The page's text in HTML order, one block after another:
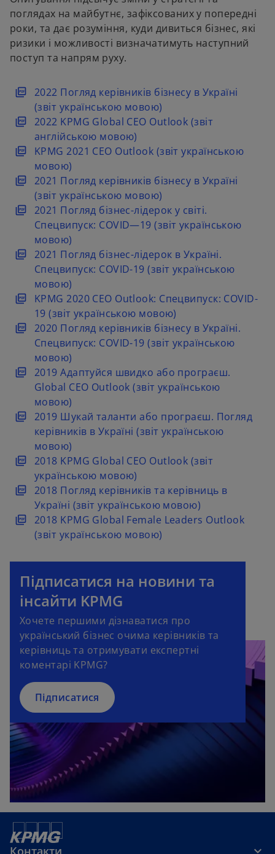
поглядах на майбутнє, зафіксованих у попередні
роки, та дає розуміння, куди дивиться бізнес, які
ризики і можливості визначатимуть наступний
поступ та напрям руху.
2022 Погляд керівників бізнесу в Україні
(звіт українською мовою)
o
p
e
n
s
i
n
a
n
e
w
t
a
b
2022 KPMG Global CEO Outlook (звіт
англійською мовою)
o
p
e
n
s
i
n
a
n
e
w
t
a
b
KPMG 2021 CEO Outlook (звіт українською
мовою)
o
p
e
n
s
i
n
a
n
e
w
t
a
b
2021 Погляд керівників бізнесу в Україні
(звіт українською мовою)
o
p
e
n
s
i
n
a
n
e
w
t
a
b
2021 Погляд бізнес-лідерок у світі.
Спецвипуск: COVID—19 (звіт українською
мовою)
o
p
e
n
s
i
n
a
n
e
w
t
a
b
2021 Погляд бізнес-лідерок в Україні.
Спецвипуск: COVID-19 (звіт українською
мовою)
o
p
e
n
s
i
n
a
n
e
w
t
a
b
KPMG 2020 CEO Outlook: Спецвипуск: COVID-
19 (звіт українською мовою)
o
p
e
n
s
i
n
a
n
e
w
t
a
b
2020 Погляд керівників бізнесу в Україні.
Спецвипуск: COVID-19 (звіт українською
мовою)
o
p
e
n
s
i
n
a
n
e
w
t
a
b
2019 Адаптуйся швидко або програєш.
Global CEO Outlook (звіт українською
мовою)
o
p
e
n
s
i
n
a
n
e
w
t
b
2019 Шукай таланти або програєш. Погляд
керівників в Україні (звіт українською
мовою)
o
p
e
n
s
i
n
a
n
w
t
a
b
2018 KPMG Global CEO Outlook (звіт
українською мовою)
o
p
e
n
s
i
a
n
e
w
t
a
b
2018 Погляд керівників та керівниць в
Україні (звіт українською мовою)
o
p
e
n
i
n
a
n
e
w
t
a
b
2018 KPMG Global Female Leaders Outlook
(звіт українською мовою)
o
p
n
s
i
n
a
n
e
w
t
a
b
Підписатися на новини та
інсайти KPMG
Хочете першими дізнаватися про
український бізнес очима керівників та
керівниць та отримувати експертні
коментарі KPMG?
Підписатися
Контакти